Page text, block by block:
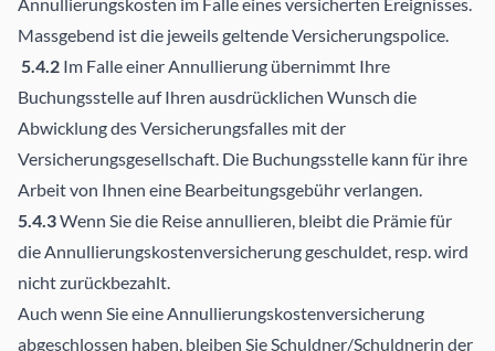
Massgebend ist die jeweils geltende Versicherungspolice.
5.4.2 Im Falle einer Annullierung übernimmt Ihre
Buchungsstelle auf Ihren ausdrücklichen Wunsch die
Abwicklung des Versicherungsfalles mit der
Versicherungsgesellschaft. Die Buchungsstelle kann für ihre
Arbeit von Ihnen eine Bearbeitungsgebühr verlangen.
5.4.3Wenn Sie die Reise annullieren, bleibt die Prämie für
die Annullierungskostenversicherung geschuldet, resp. wird
nicht zurückbezahlt.
Auch wenn Sie eine Annullierungskostenversicherung
abgeschlossen haben, bleiben Sie Schuldner/Schuldnerin der